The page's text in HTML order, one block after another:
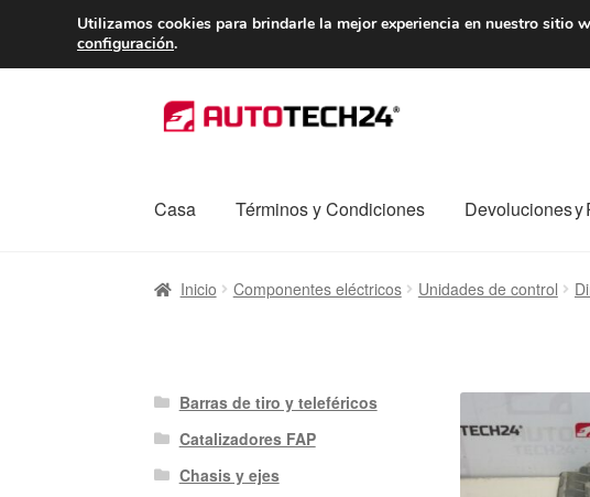
ENTREGA desde 7 EUR
Ir
a
Ir
al
Casa Términos y Condiciones Devoluciones
InicioCaja registradora Carro Contacto Envío al mundo
Inicio Componentes eléctricos Unidades de control
Barras de tiro y teleféricos
Catalizadores FAP
Chasis y ejes
Utilizamos cookies para brindarle la mejor experiencia en nuestro sitio
configuración.